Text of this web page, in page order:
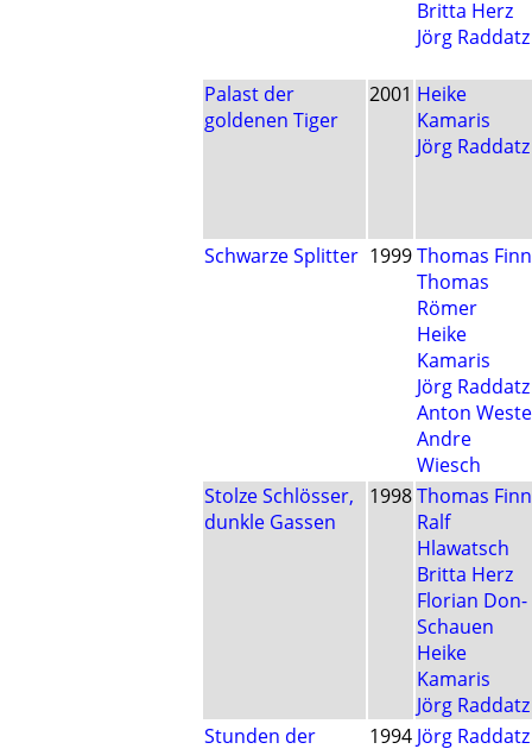
Britta Herz
Jörg Raddatz
Palast der
goldenen Tiger
2001 Heike
Kamaris
Jörg Raddatz
Schwarze Splitter 1999Thomas Finn
Thomas
Römer
Heike
Kamaris
Jörg Raddatz
Anton Weste
Andre
Wiesch
Stolze Schlösser,
dunkle Gassen
1998Thomas Finn
Ralf
Hlawatsch
Britta Herz
Florian Don-
Schauen
Heike
Kamaris
Jörg Raddatz
Stunden der
1994 Jörg Raddatz